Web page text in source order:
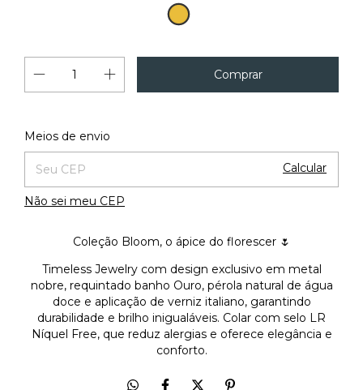
Ouro
Entregas para o CEP:
Meios de envio
Calcular
Não sei meu CEP
Coleção Bloom, o ápice do florescer 🌷
Timeless Jewelry com design exclusivo em metal
nobre, requintado banho Ouro, pérola natural de água
doce e aplicação de verniz italiano, garantindo
durabilidade e brilho inigualáveis. Colar com selo LR
Níquel Free, que reduz alergias e oferece elegância e
conforto.